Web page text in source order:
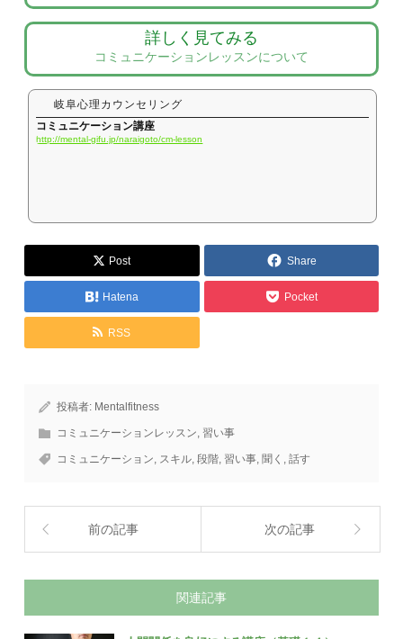
詳しく見てみる
コミュニケーションレッスンについて
岐阜心理カウンセリング
コミュニケーション講座
http://mental-gifu.jp/naraigoto/cm-lesson
Post Share
Hatena Pocket
RSS
投稿者: Mentalfitness
コミュニケーションレッスン,習い事
コミュニケーション, スキル,段階,習い事, 聞く ,話す
前の記事 次の記事
関連記事